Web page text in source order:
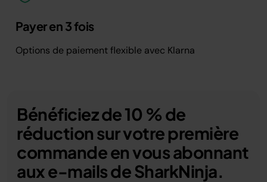
Payer en 3 fois
Options de paiement flexible avec Klarna
Bénéficiez de 10 % de
réduction sur votre première
commande en vous abonnant
aux e-mails de SharkNinja.